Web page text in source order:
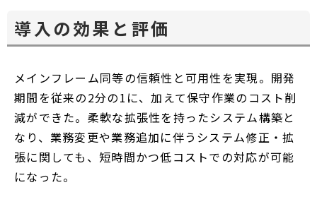
導入の効果と評価
メインフレーム同等の信頼性と可用性を実現。開発
期間を従来の2分の1に、加えて保守作業のコスト削
減ができた。柔軟な拡張性を持ったシステム構築と
なり、業務変更や業務追加に伴うシステム修正・拡
張に関しても、短時間かつ低コストでの対応が可能
になった。